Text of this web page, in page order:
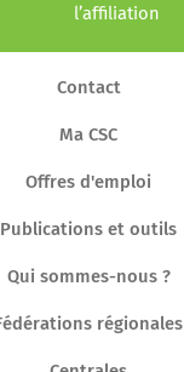
l’affiliation
Contact
Ma CSC
Offres d'emploi
Publications et outils
Qui sommes-nous ?
régionales